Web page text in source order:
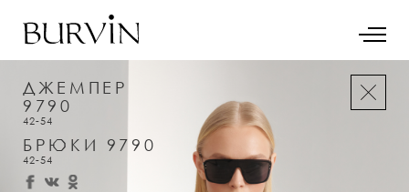
ДЖЕМПЕР
9790
42-54
БРЮКИ 9790
42-54